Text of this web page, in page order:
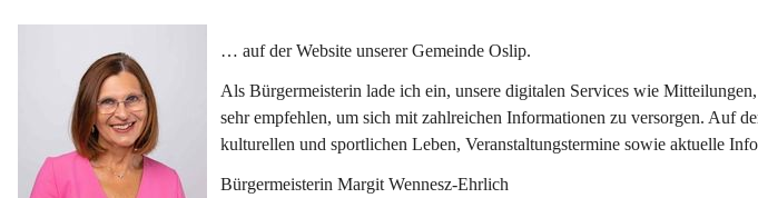
… auf der Website unserer Gemeinde Oslip.
Als Bürgermeisterin lade ich ein, unsere digitalen Services wie
sehr empfehlen, um sich mit zahlreichen Informationen zu versorgen. Auf
kulturellen und sportlichen Leben, Veranstaltungstermine sowie aktuelle
Bürgermeisterin Margit Wennesz-Ehrlich